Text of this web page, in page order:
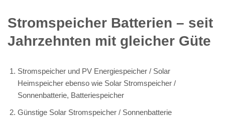
Stromspeicher Batterien – seit
Jahrzehnten mit gleicher Güte
Stromspeicher und PV Energiespeicher / Solar
Heimspeicher ebenso wie Solar Stromspeicher /
Sonnenbatterie, Batteriespeicher
Günstige Solar Stromspeicher / Sonnenbatterie